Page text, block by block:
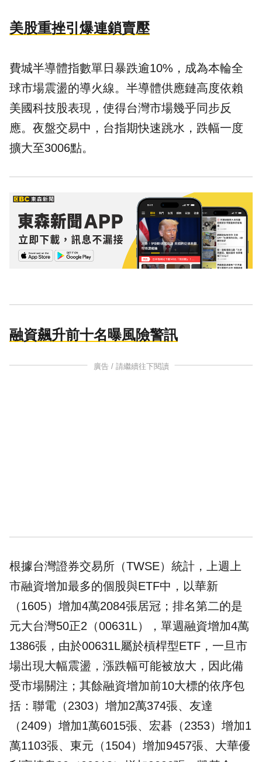
美股重挫引爆連鎖賣壓
費城半導體指數單日暴跌逾10%，成為本輪全
球市場震盪的導火線。半導體供應鏈高度依賴
美國科技股表現，使得台灣市場幾乎同步反
應。夜盤交易中，台指期快速跳水，跌幅一度
擴大至3006點。
融資飆升前十名曝風險警訊
廣告 / 請繼續往下閱讀
根據台灣證券交易所（TWSE）統計，上週上
市融資增加最多的個股與ETF中，以華新
（1605）增加4萬2084張居冠；排名第二的是
元大台灣50正2（00631L），單週融資增加4萬
1386張，由於00631L屬於槓桿型ETF，一旦市
場出現大幅震盪，漲跌幅可能被放大，因此備
受市場關注；其餘融資增加前10大標的依序包
括：聯電（2303）增加2萬374張、友達
（2409）增加1萬6015張、宏碁（2353）增加1
萬1103張、東元（1504）增加9457張、大華優